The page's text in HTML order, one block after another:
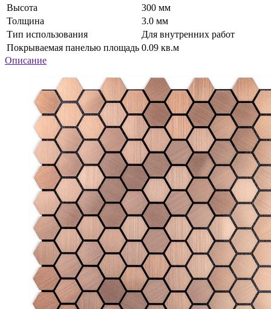
Высота
300 мм
Толщина
3.0 мм
Тип использования
Для внутренних работ
Покрываемая панелью площадь 0.09 кв.м
Описание